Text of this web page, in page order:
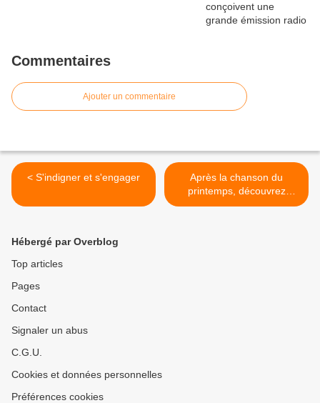
Commentaires
Ajouter un commentaire
< S'indigner et s'engager
Après la chanson du
printemps, découvrez
l'histoire du moineau >
Hébergé par Overblog
Top articles
Pages
Contact
Signaler un abus
C.G.U.
Cookies et données personnelles
Préférences cookies